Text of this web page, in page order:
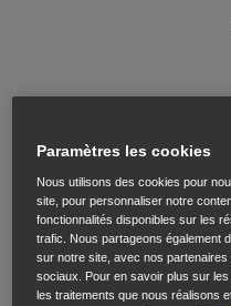
Paramètres les cookies
Nous utilisons des cookies pour
site, pour personnaliser notre
fonctionnalités disponibles sur les
trafic. Nous partageons également
sur notre site, avec nos
sociaux. Pour en savoir plus sur
les traitements que nous réalisons